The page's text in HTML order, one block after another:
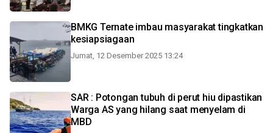
BMKG Ternate imbau masyarakat tingkatkan
kesiapsiagaan
Jumat, 12 Desember 2025 13:24
SAR : Potongan tubuh di perut hiu dipastikan
Warga AS yang hilang saat menyelam di
MBD